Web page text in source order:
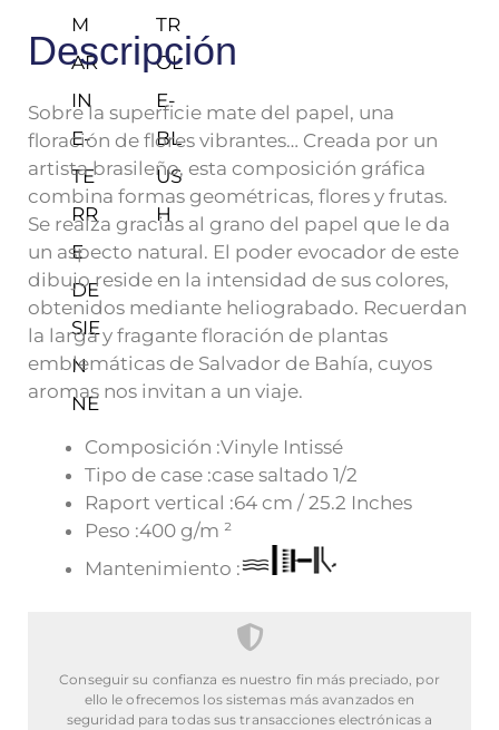
Descripción
Sobre la superficie mate del papel, una
floración de flores vibrantes… Creada por un
artista brasileño, esta composición gráfica
combina formas geométricas, flores y frutas.
Se realza gracias al grano del papel que le da
un aspecto natural. El poder evocador de este
dibujo reside en la intensidad de sus colores,
obtenidos mediante heliograbado. Recuerdan
la larga y fragante floración de plantas
emblemáticas de Salvador de Bahía, cuyos
aromas nos invitan a un viaje.
Composición :Vinyle Intissé
Tipo de case :case saltado 1/2
Raport vertical :64 cm / 25.2 Inches
Peso :400 g/m ²
Mantenimiento :
Conseguir su confianza es nuestro fin más preciado, por
ello le ofrecemos los sistemas más avanzados en
seguridad para todas sus transacciones electrónicas a